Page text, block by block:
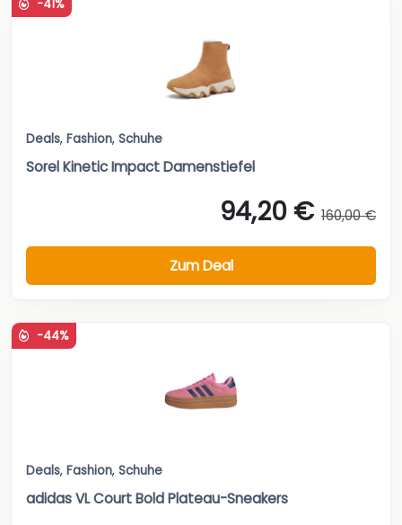
-41%
Deals, Fashion, Schuhe
Sorel Kinetic Impact Damenstiefel
94,20 € 160,00 €
Zum Deal
-44%
Deals, Fashion, Schuhe
adidas VL Court Bold Plateau-Sneakers